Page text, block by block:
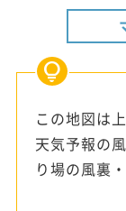
この地図は
天気予報の
り場の風裏